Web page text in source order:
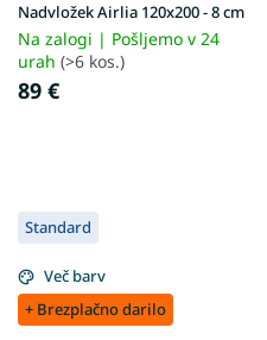
Nadvložek Airlia 120x200 - 8 cm
Na zalogi | Pošljemo v 24
urah (>6 kos.)
89 €
Standard
Več barv
+ Brezplačno darilo